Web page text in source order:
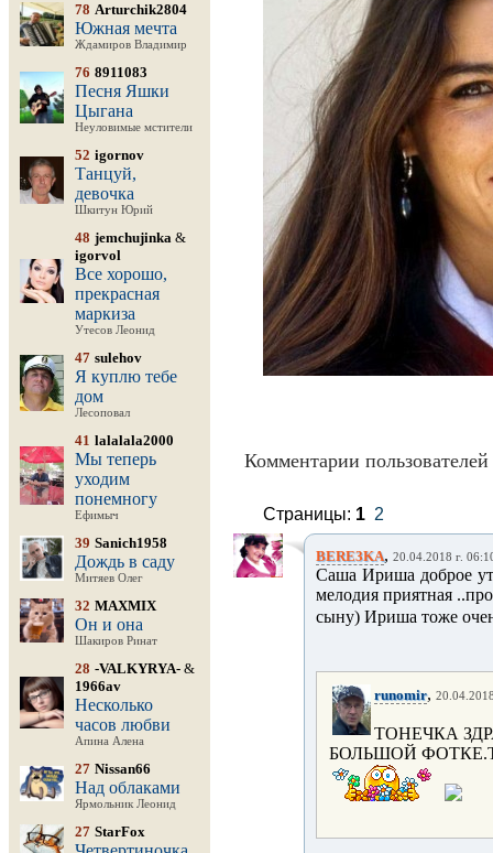
78 Arturchik2804
Южная мечта
Ждамиров Владимир
76 8911083
Песня Яшки
Цыгана
Неуловимые мстители
52 igornov
Танцуй,
девочка
Шкитун Юрий
48 jemchujinka &
igorvol
Все хорошо,
прекрасная
маркиза
Утесов Леонид
47 sulehov
Я куплю тебе
дом
Лесоповал
41 lalalala2000
Мы теперь
уходим
понемногу
Ефимыч
39 Sanich1958
Дождь в саду
Митяев Олег
32 MAXMIX
Он и она
Шакиров Ринат
28 -VALKYRYA- &
1966av
Несколько
часов любви
Апина Алена
27 Nissan66
Над облаками
Ярмольник Леонид
27 StarFox
Комментарии
Страницы: 1 2
BERE3KA, 20.04.2018 г.
Саша Ириша доброе
мелодия приятная
сыну) Ириша тоже
runomir,
ТОНЕЧКА
БОЛЬШОЙ